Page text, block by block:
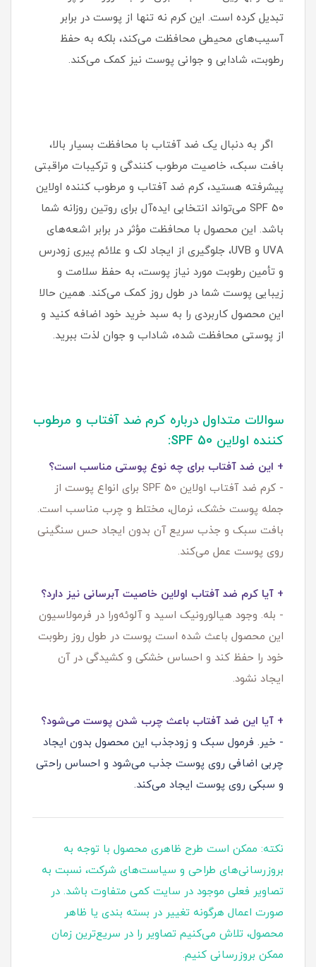
تبدیل کرده است. این کرم نه تنها از پوست در برابر
آسیب‌های محیطی محافظت می‌کند، بلکه به حفظ
رطوبت، شادابی و جوانی پوست نیز کمک می‌کند.
اگر به دنبال یک ضد آفتاب با محافظت بسیار بالا،
بافت سبک، خاصیت مرطوب‌ کنندگی و ترکیبات مراقبتی
پیشرفته هستید، کرم ضد آفتاب و مرطوب کننده اولاین
SPF 50 می‌تواند انتخابی ایده‌آل برای روتین روزانه شما
باشد. این محصول با محافظت مؤثر در برابر اشعه‌های
UVA و UVB، جلوگیری از ایجاد لک و علائم پیری زودرس
و تأمین رطوبت مورد نیاز پوست، به حفظ سلامت و
زیبایی پوست شما در طول روز کمک می‌کند. همین حالا
این محصول کاربردی را به سبد خرید خود اضافه کنید و
از پوستی محافظت‌ شده، شاداب و جوان لذت ببرید.
سوالات متداول درباره کرم ضد آفتاب و مرطوب
کننده اولاین SPF 50:
+ این ضد آفتاب برای چه نوع پوستی مناسب است؟
- کرم ضد آفتاب اولاین SPF 50 برای انواع پوست از
جمله پوست خشک، نرمال، مختلط و چرب مناسب است.
بافت سبک و جذب سریع آن بدون ایجاد حس سنگینی
روی پوست عمل می‌کند.
+ آیا کرم ضد آفتاب اولاین خاصیت آبرسانی نیز دارد؟
- بله. وجود هیالورونیک اسید و آلوئه‌ورا در فرمولاسیون
این محصول باعث شده است پوست در طول روز رطوبت
خود را حفظ کند و احساس خشکی و کشیدگی در آن
ایجاد نشود.
+ آیا این ضد آفتاب باعث چرب شدن پوست می‌شود؟
- خیر. فرمول سبک و زودجذب این محصول بدون ایجاد
چربی اضافی روی پوست جذب می‌شود و احساس راحتی
و سبکی روی پوست ایجاد می‌کند.
نکته: ممکن است طرح ظاهری محصول با توجه به
بروزرسانی‌های طراحی و سیاست‌های شرکت، نسبت به
تصاویر فعلی موجود در سایت کمی متفاوت باشد. در
صورت اعمال هرگونه تغییر در بسته‌ بندی یا ظاهر
محصول، تلاش می‌کنیم تصاویر را در سریع‌ترین زمان
ممکن بروزرسانی کنیم.